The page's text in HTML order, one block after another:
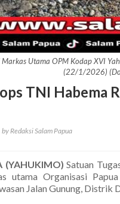
Utama OPM Kodap XVI
(22/1/2026)
TNI Habema
by Redaksi Salam Papua
(YAHUKIMO) Satuan
utama Organisasi
Jalan Gunung,